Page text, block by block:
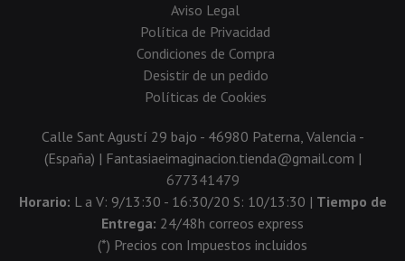
Aviso Legal
Política de Privacidad
Condiciones de Compra
Desistir de un pedido
Políticas de Cookies
Calle Sant Agustí 29 bajo - 46980 Paterna, Valencia -
(España) | Fantasiaeimaginacion.tienda@gmail.com |
677341479
Horario: L a V: 9/13:30 - 16:30/20 S: 10/13:30 | Tiempo de
Entrega: 24/48h correos express
(*) Precios con Impuestos incluidos